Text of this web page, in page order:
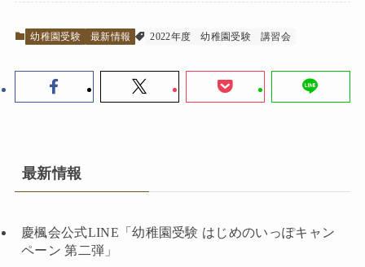
幼稚園受験 最新情報 2022年度 幼稚園受験 講習会
最新情報
慶楓会公式LINE「幼稚園受験 はじめのいっぽキャン
ペーン 第二弾」